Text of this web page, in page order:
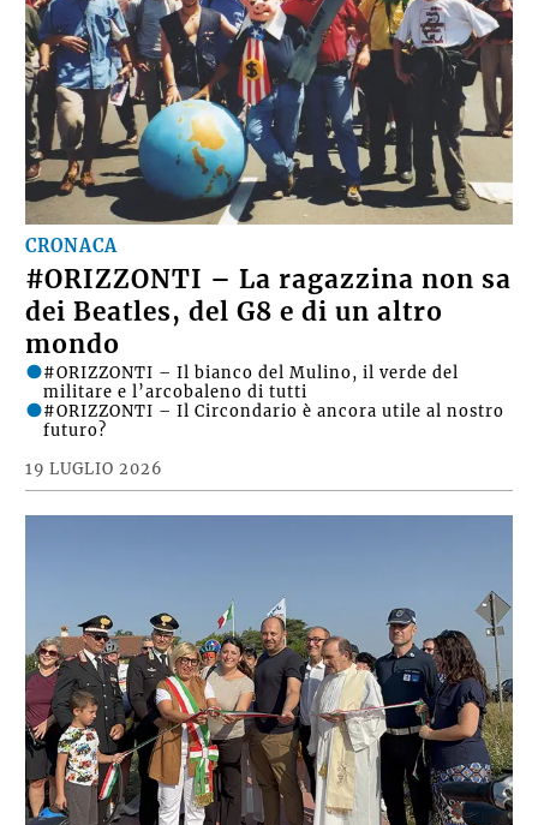
CRONACA
#ORIZZONTI – La ragazzina non sa
dei Beatles, del G8 e di un altro
mondo
19 LUGLIO 2026
#ORIZZONTI – Il bianco del Mulino, il verde del
militare e l’arcobaleno di tutti
#ORIZZONTI – Il Circondario è ancora utile al nostro
futuro?